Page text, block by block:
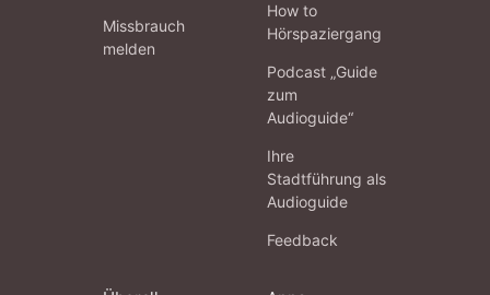
Missbrauch
melden
How to
Hörspaziergang
Podcast „Guide
zum
Audioguide“
Ihre
Stadtführung als
Audioguide
Feedback